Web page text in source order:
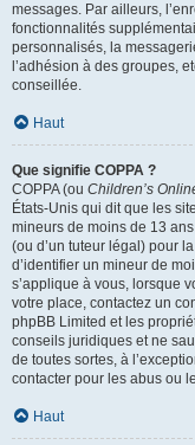
messages. Par ailleurs,
fonctionnalités
personnalisés, la
l’adhésion à des groupes,
conseillée.
Haut
Que signifie COPPA ?
COPPA (ou Children’s
États-Unis qui dit que les
mineurs de moins de 13
(ou d’un tuteur légal) pour
d’identifier un mineur de
s’applique à vous, lorsque
votre place, contactez un
phpBB Limited et les
conseils juridiques et ne
de toutes sortes, à
contacter pour les abus ou
Haut